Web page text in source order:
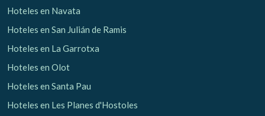
Hoteles en Navata
Hoteles en San Julián de Ramis
Hoteles en La Garrotxa
Hoteles en Olot
Hoteles en Santa Pau
Hoteles en Les Planes d'Hostoles